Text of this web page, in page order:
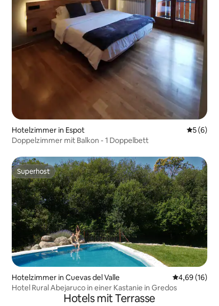
Hotelzimmer in Espot
5 (6)
Doppelzimmer mit Balkon - 1 Doppelbett
Superhost
Superhost
Hotelzimmer in Cuevas del Valle
4,69 (16)
Hotel Rural Abejaruco in einer Kastanie in Gredos
Hotels mit Terrasse